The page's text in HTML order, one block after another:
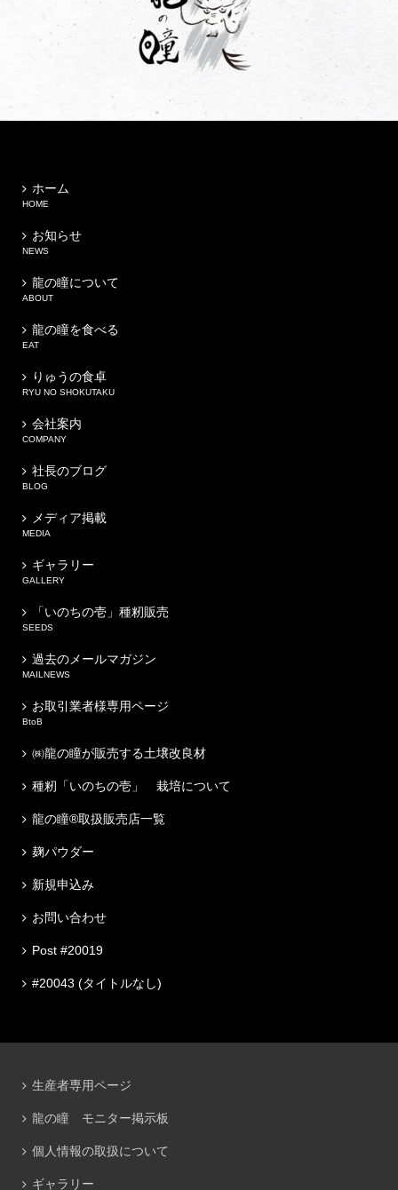
ホーム
HOME
お知らせ
NEWS
龍の瞳について
ABOUT
龍の瞳を食べる
EAT
りゅうの食卓
RYU NO SHOKUTAKU
会社案内
COMPANY
社長のブログ
BLOG
メディア掲載
MEDIA
ギャラリー
GALLERY
「いのちの壱」種籾販売
SEEDS
過去のメールマガジン
MAILNEWS
お取引業者様専用ページ
BtoB
㈱龍の瞳が販売する土壌改良材
種籾「いのちの壱」 栽培について
龍の瞳®取扱販売店一覧
麹パウダー
新規申込み
お問い合わせ
Post #20019
#20043 (タイトルなし)
生産者専用ページ
龍の瞳 モニター掲示板
個人情報の取扱について
ギャラリー